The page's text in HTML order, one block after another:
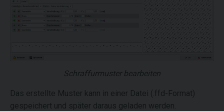
Schraffurmuster bearbeiten
Das erstellte Muster kann in einer Datei (.ffd-Format)
gespeichert und später daraus geladen werden.